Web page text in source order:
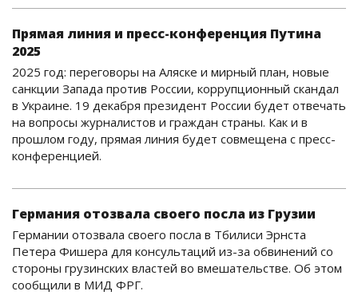
Прямая линия и пресс-конференция Путина
2025
2025 год: переговоры на Аляске и мирный план, новые
санкции Запада против России, коррупционный скандал
в Украине. 19 декабря президент России будет отвечать
на вопросы журналистов и граждан страны. Как и в
прошлом году, прямая линия будет совмещена с пресс-
конференцией.
Германия отозвала своего посла из Грузии
Германии отозвала своего посла в Тбилиси Эрнста
Петера Фишера для консультаций из-за обвинений со
стороны грузинских властей во вмешательстве. Об этом
сообщили в МИД ФРГ.